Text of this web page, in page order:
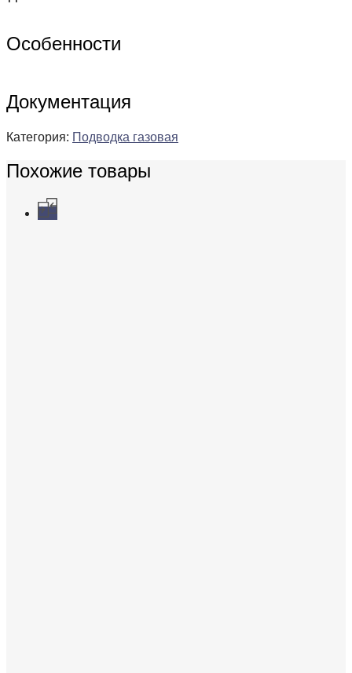
Особенности
Документация
Категория: Подводка газовая
Похожие товары